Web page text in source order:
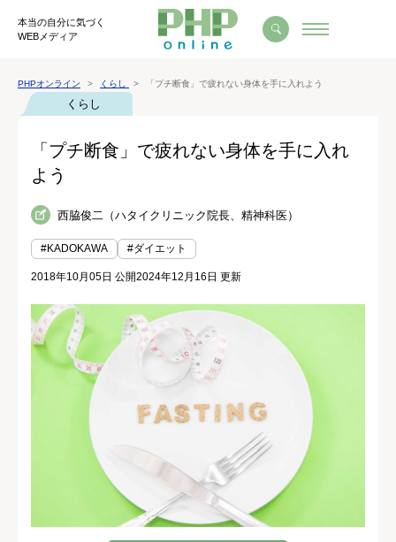
本当の自分に気づく
WEBメディア
PHPオンライン くらし 「プチ断食」で疲れない身体を手に入れよう
くらし
「プチ断食」で疲れない身体を手に入れ
よう
西脇俊二（ハタイクリニック院長、精神科医）
#KADOKAWA #ダイエット
2018年10月05日 公開2024年12月16日 更新